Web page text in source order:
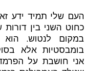
העם שלי תמיד ידע
כחוט השני בין
במקום לנטוש.
בומבסטיות אלא
אני חושבת על